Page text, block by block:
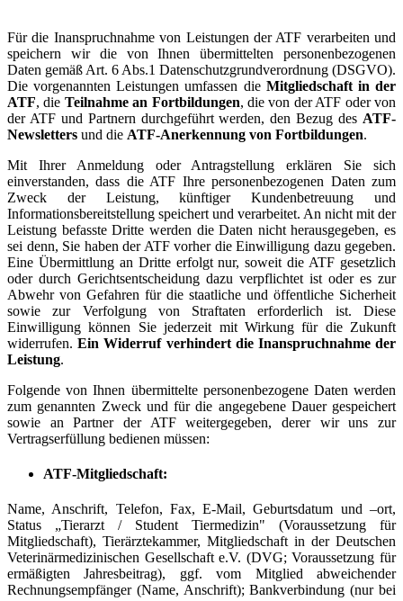
Für die Inanspruchnahme von Leistungen der ATF verarbeiten und
speichern wir die von Ihnen übermittelten personenbezogenen
Daten gemäß Art. 6 Abs.1 Datenschutzgrundverordnung (DSGVO).
Die vorgenannten Leistungen umfassen die Mitgliedschaft in der
ATF, die Teilnahme an Fortbildungen, die von der ATF oder von
der ATF und Partnern durchgeführt werden, den Bezug des ATF-
Newsletters und die ATF-Anerkennung von Fortbildungen.
Mit Ihrer Anmeldung oder Antragstellung erklären Sie sich
einverstanden, dass die ATF Ihre personenbezogenen Daten zum
Zweck der Leistung, künftiger Kundenbetreuung und
Informationsbereitstellung speichert und verarbeitet. An nicht mit der
Leistung befasste Dritte werden die Daten nicht herausgegeben, es
sei denn, Sie haben der ATF vorher die Einwilligung dazu gegeben.
Eine Übermittlung an Dritte erfolgt nur, soweit die ATF gesetzlich
oder durch Gerichtsentscheidung dazu verpflichtet ist oder es zur
Abwehr von Gefahren für die staatliche und öffentliche Sicherheit
sowie zur Verfolgung von Straftaten erforderlich ist. Diese
Einwilligung können Sie jederzeit mit Wirkung für die Zukunft
widerrufen.Ein Widerruf verhindert die Inanspruchnahme der
Leistung.
Folgende von Ihnen übermittelte personenbezogene Daten werden
zum genannten Zweck und für die angegebene Dauer gespeichert
sowie an Partner der ATF weitergegeben, derer wir uns zur
Vertragserfüllung bedienen müssen:
ATF-Mitgliedschaft:
Name, Anschrift, Telefon, Fax, E-Mail, Geburtsdatum und –ort,
Status „Tierarzt / Student Tiermedizin" (Voraussetzung für
Mitgliedschaft), Tierärztekammer, Mitgliedschaft in der Deutschen
Veterinärmedizinischen Gesellschaft e.V. (DVG; Voraussetzung für
ermäßigten Jahresbeitrag), ggf. vom Mitglied abweichender
Rechnungsempfänger (Name, Anschrift); Bankverbindung (nur bei